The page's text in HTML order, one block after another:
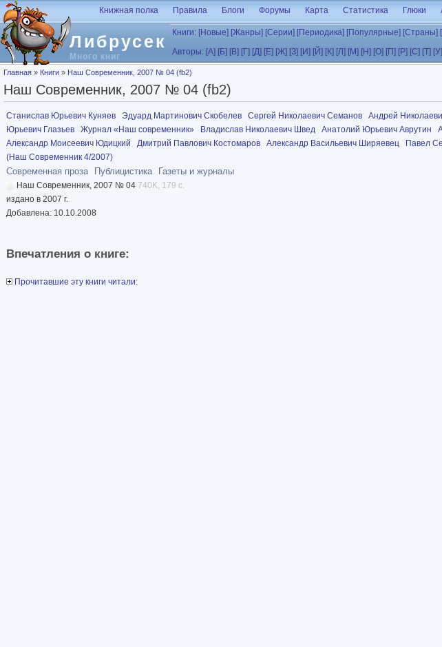
Перейти к основному содержанию
Либрусек
Много книг
Книжная полка Правила Блоги Форумы Карта Статистика Глюки
Книги: [Новые] [Жанры] [Серии] [Периодика] [Популярные] [Страны]
Авторы: [А] [Б] [В] [Г] [Д] [Е] [Ж] [З] [И] [Й] [К] [Л] [М] [Н] [О] [П] [Р] [С] [Т] [У]
Вы здесь
Главная » Книги » Наш Современник, 2007 № 04 (fb2)
Наш Современник, 2007 № 04 (fb2)
Станислав Юрьевич Куняев Эдуард Мартинович Скобелев Сергей Николаевич Семанов Андрей
Юрьевич Глазьев
Журнал «Наш современник» Владислав Николаевич Швед Анатолий Юрьевич Аврутин
Александр Моисеевич Юдицкий
Дмитрий Павлович Костомаров Александр Васильевич Ширяевец Павел
(Наш Современник 4/2007)
Современная проза Публицистика Газеты и журналы
Наш Современник, 2007 № 04 740K, 179 с.
издано в 2007 г.
Добавлена: 10.10.2008
Впечатления о книге:
Прочитавшие эту книги читали: